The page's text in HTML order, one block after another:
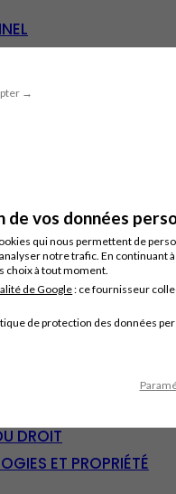
→
de vos données
qui nous permettent de
notre trafic. En continuant
choix à tout moment.
de Google: ce fournisseur
de protection des données
DROIT
ET PROPRIÉTÉ